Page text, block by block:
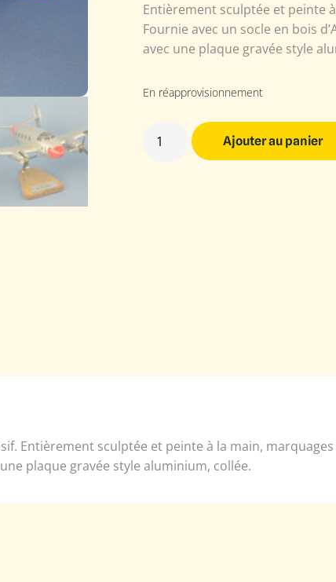
Entièrement sculptée et peinte
Fournie avec un socle en bois
avec une plaque gravée style
En réapprovisionnement
Ajouter au panier
Entièrement sculptée et peinte à la main,
plaque gravée style aluminium, collée.